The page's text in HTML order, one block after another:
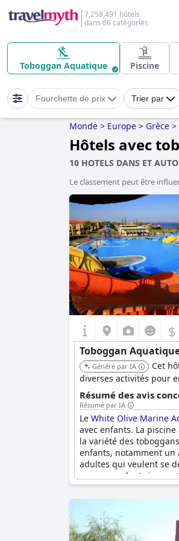
7,258,491 hôtels
dans 60 catégories
Toboggan Aquatique Piscine
Fourchette de prix Trier par
Monde > Europe > Grèce >
Hôtels avec
10 HOTELS DANS ET
Le classement peut être
$
Toboggan
Généré par IA
Cet
diverses activités pour
Résumé des avis
Résumé par IA
Le White Olive Marine
avec enfants. La
la variété des
enfants, notamment un
adultes qui veulent se
recommandent vivement.